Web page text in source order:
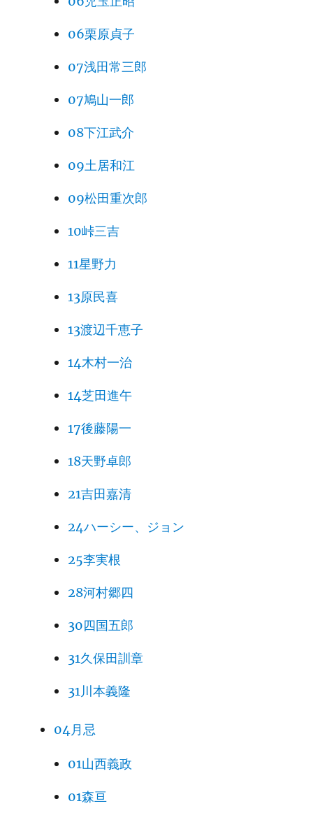
06栗原貞子
07浅田常三郎
07鳩山一郎
08下江武介
09土居和江
09松田重次郎
10峠三吉
11星野力
13原民喜
13渡辺千恵子
14木村一治
14芝田進午
17後藤陽一
18天野卓郎
21吉田嘉清
24ハーシー、ジョン
25李実根
28河村郷四
30四国五郎
31久保田訓章
31川本義隆
04月忌
01山西義政
01森亘